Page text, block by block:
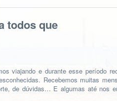
todos que
viajando e durante esse período
Recebemos muitas
de dúvidas… E algumas até nos